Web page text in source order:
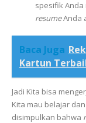
spesifik
resumeAnda
Baca Juga
Kartun
Jadi Kita bisa
Kita mau belajar
disimpulkan bahwa